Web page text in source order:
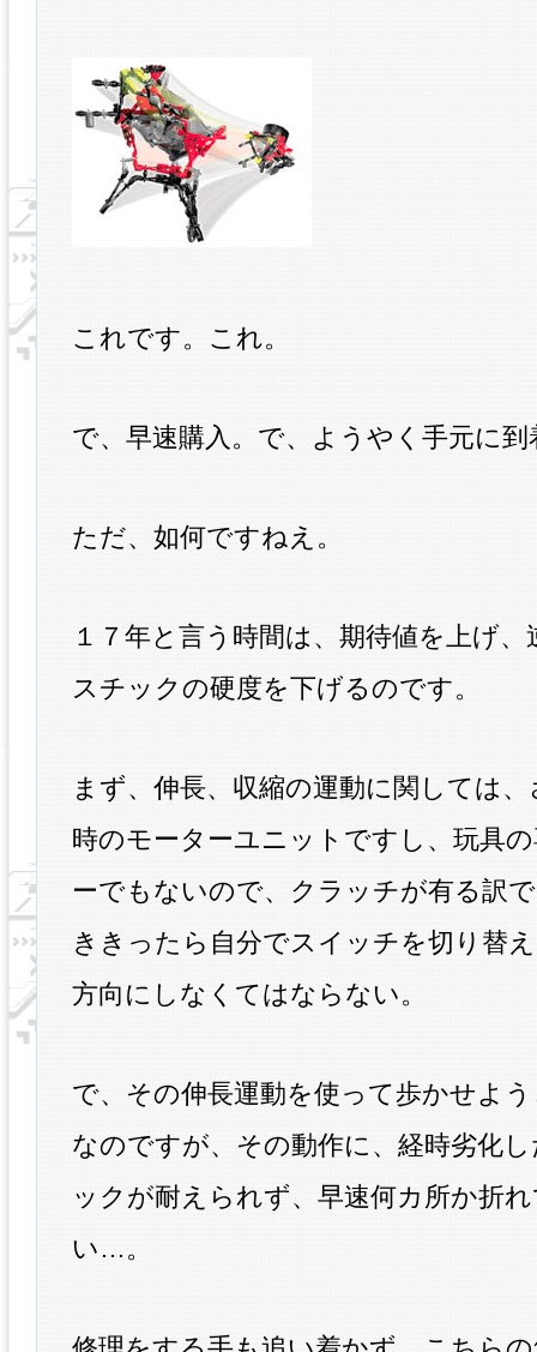
これです。これ。
で、早速購入。で、ようやく手元に到
ただ、如何ですねえ。
１７年と言う時間は、期待値を上げ
スチックの硬度を下げるのです。
まず、伸長、収縮の運動に関しては
時のモーターユニットですし、玩具
ーでもないので、クラッチが有る訳
ききったら自分でスイッチを切り替
方向にしなくてはならない。
で、その伸長運動を使って歩かせよ
なのですが、その動作に、経時劣化
ックが耐えられず、早速何カ所か折
い…。